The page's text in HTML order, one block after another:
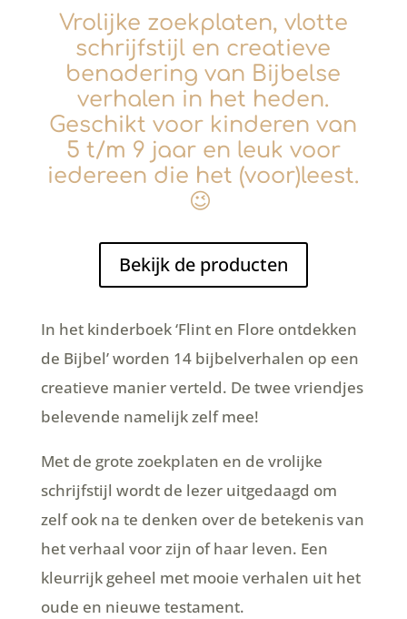
Vrolijke zoekplaten, vlotte
schrijfstijl en creatieve
benadering van Bijbelse
verhalen in het heden.
Geschikt voor kinderen van
5 t/m 9 jaar en leuk voor
iedereen die het (voor)leest.
😉
Bekijk de producten
In het kinderboek ‘Flint en Flore ontdekken
de Bijbel’ worden 14 bijbelverhalen op een
creatieve manier verteld. De twee vriendjes
belevende namelijk zelf mee!
Met de grote zoekplaten en de vrolijke
schrijfstijl wordt de lezer uitgedaagd om
zelf ook na te denken over de betekenis van
het verhaal voor zijn of haar leven. Een
kleurrijk geheel met mooie verhalen uit het
oude en nieuwe testament.